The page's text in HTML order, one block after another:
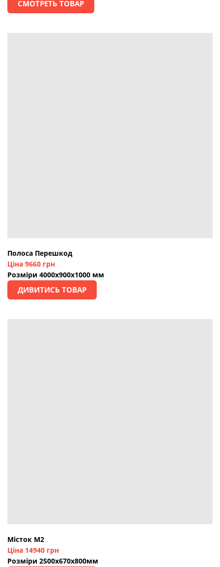
СМОТРЕТЬ ТОВАР
Полоса Перешкод
Ціна 9660 грн
Розміри 4000х900х1000 мм
ДИВИТИСЬ ТОВАР
Місток М2
Ціна 14940 грн
Розміри 2500х670х800мм